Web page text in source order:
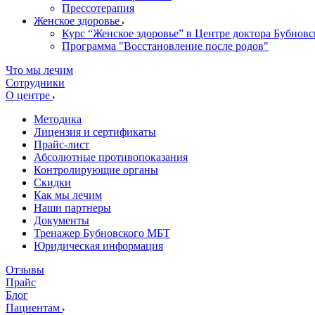
Прессотерапия
Женское здоровье
Курс “Женское здоровье” в Центре доктора
Программа "Восстановление после родов"
Что мы лечим
Сотрудники
О центре
Методика
Лицензия и сертификаты
Прайс-лист
Абсолютные противопоказания
Контролирующие органы
Скидки
Как мы лечим
Наши партнеры
Документы
Тренажер Бубновского МБТ
Юридическая информация
Отзывы
Прайс
Блог
Пациентам